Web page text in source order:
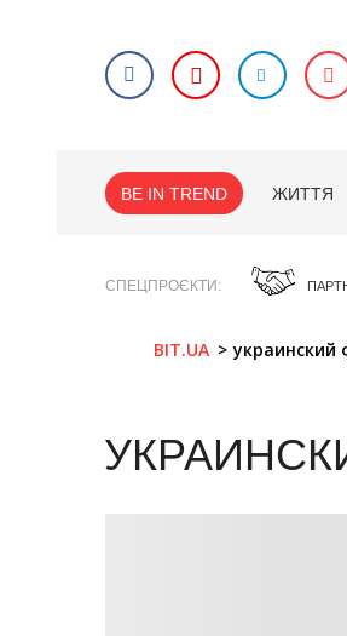
BE IN TREND ЖИТТЯ
СПЕЦПРОЄКТИ
BIT.UA украинский